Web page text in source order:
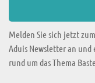
Melden Sie sich jetzt
Aduis Newsletter an
rund um das Thema